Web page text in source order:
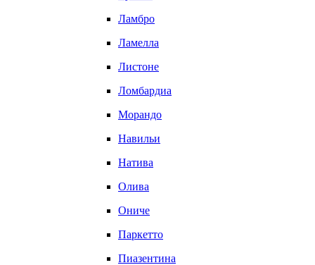
Ламбро
Ламелла
Листоне
Ломбардиа
Морандо
Навильи
Натива
Олива
Ониче
Паркетто
Пиазентина